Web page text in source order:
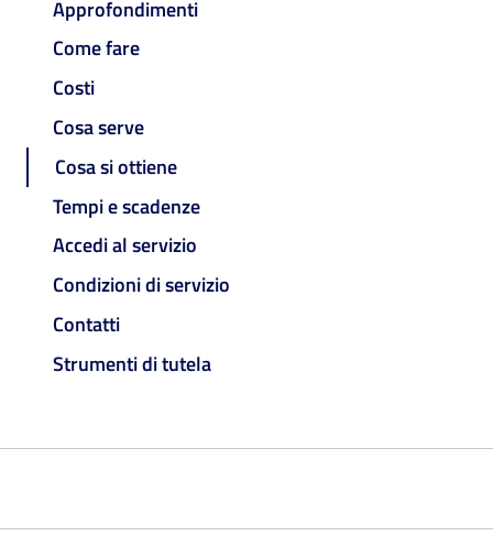
Approfondimenti
Come fare
Costi
Cosa serve
Cosa si ottiene
Tempi e scadenze
Accedi al servizio
Condizioni di servizio
Contatti
Strumenti di tutela